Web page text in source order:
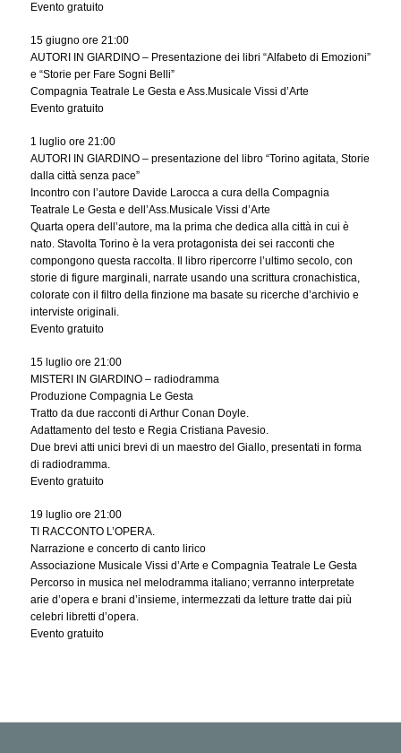
Evento gratuito
15 giugno ore 21:00
AUTORI IN GIARDINO – Presentazione dei libri “Alfabeto di Emozioni”
e “Storie per Fare Sogni Belli”
Compagnia Teatrale Le Gesta e Ass.Musicale Vissi d’Arte
Evento gratuito
1 luglio ore 21:00
AUTORI IN GIARDINO – presentazione del libro “Torino agitata, Storie
dalla città senza pace”
Incontro con l’autore Davide Larocca a cura della Compagnia
Teatrale Le Gesta e dell’Ass.Musicale Vissi d’Arte
Quarta opera dell’autore, ma la prima che dedica alla città in cui è
nato. Stavolta Torino è la vera protagonista dei sei racconti che
compongono questa raccolta. Il libro ripercorre l’ultimo secolo, con
storie di figure marginali, narrate usando una scrittura cronachistica,
colorate con il filtro della finzione ma basate su ricerche d’archivio e
interviste originali.
Evento gratuito
15 luglio ore 21:00
MISTERI IN GIARDINO – radiodramma
Produzione Compagnia Le Gesta
Tratto da due racconti di Arthur Conan Doyle.
Adattamento del testo e Regia Cristiana Pavesio.
Due brevi atti unici brevi di un maestro del Giallo, presentati in forma
di radiodramma.
Evento gratuito
19 luglio ore 21:00
TI RACCONTO L’OPERA.
Narrazione e concerto di canto lirico
Associazione Musicale Vissi d’Arte e Compagnia Teatrale Le Gesta
Percorso in musica nel melodramma italiano; verranno interpretate
arie d’opera e brani d’insieme, intermezzati da letture tratte dai più
celebri libretti d’opera.
Evento gratuito